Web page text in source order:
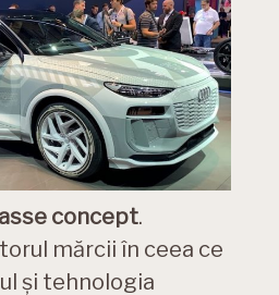
concept.
mărcii în ceea ce
și tehnologia